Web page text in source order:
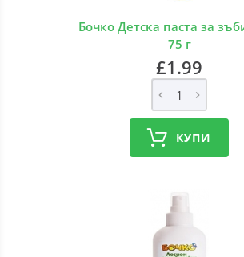
Бочко Детска паста за
75 г
£1.99
КУПИ